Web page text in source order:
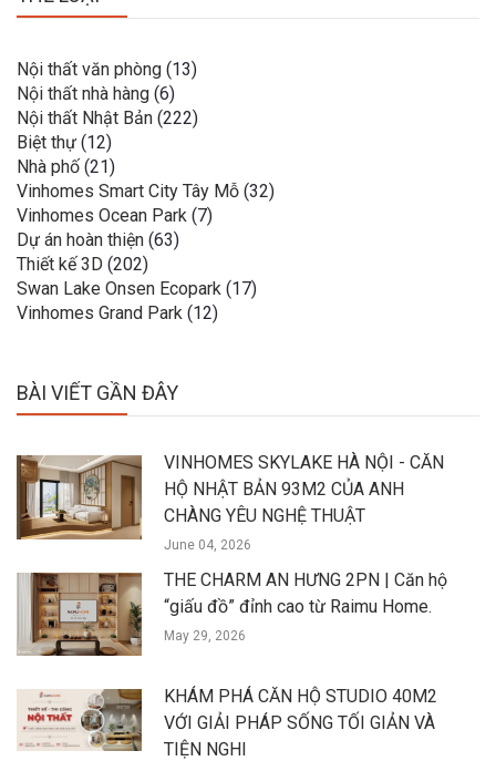
Nội thất văn phòng (13)
Nội thất nhà hàng (6)
Nội thất Nhật Bản (222)
Biệt thự (12)
Nhà phố (21)
Vinhomes Smart City Tây Mỗ (32)
Vinhomes Ocean Park (7)
Dự án hoàn thiện (63)
Thiết kế 3D (202)
Swan Lake Onsen Ecopark (17)
Vinhomes Grand Park (12)
BÀI VIẾT GẦN ĐÂY
VINHOMES SKYLAKE HÀ NỘI - CĂN
HỘ NHẬT BẢN 93M2 CỦA ANH
CHÀNG YÊU NGHỆ THUẬT
June 04, 2026
THE CHARM AN HƯNG 2PN | Căn hộ
“giấu đồ” đỉnh cao từ Raimu Home.
May 29, 2026
KHÁM PHÁ CĂN HỘ STUDIO 40M2
VỚI GIẢI PHÁP SỐNG TỐI GIẢN VÀ
TIỆN NGHI